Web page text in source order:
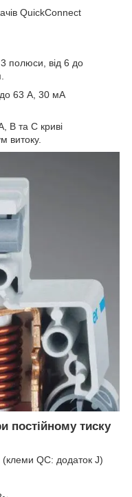
QuickConnect
полюси, від 6 до
63 А, 30 мА
B та С криві
витоку.
постійному тиску
QC: додаток J)